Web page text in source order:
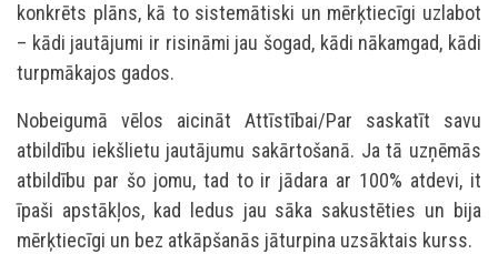
konkrēts plāns, kā to sistemātiski un mērķtiecīgi uzlabot
– kādi jautājumi ir risināmi jau šogad, kādi nākamgad, kādi
turpmākajos gados.
Nobeigumā vēlos aicināt Attīstībai/Par saskatīt savu
atbildību iekšlietu jautājumu sakārtošanā. Ja tā uzņēmās
atbildību par šo jomu, tad to ir jādara ar 100% atdevi, it
īpaši apstākļos, kad ledus jau sāka sakustēties un bija
mērķtiecīgi un bez atkāpšanās jāturpina uzsāktais kurss.